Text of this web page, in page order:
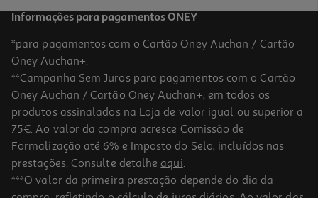
Informações para pagamentos ONEY
*para pagamentos com o Cartão Oney Auchan / Cartão
Oney Auchan+.
**Campanha Sem Juros para pagamentos com o Cartão
Oney Auchan / Cartão Oney Auchan+, em todos os
produtos assinalados na Loja de valor igual ou superior a
75€. Ao valor da compra acresce Comissão de
Formalização até 6% e Imposto do Selo, incluídos nas
prestações. Consulte detalhe aqui.
***O valor da primeira prestação depende do dia da